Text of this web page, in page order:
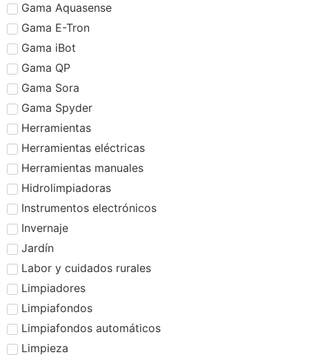
Gama Aquasense
Gama E-Tron
Gama iBot
Gama QP
Gama Sora
Gama Spyder
Herramientas
Herramientas eléctricas
Herramientas manuales
Hidrolimpiadoras
Instrumentos electrónicos
Invernaje
Jardín
Labor y cuidados rurales
Limpiadores
Limpiafondos
Limpiafondos automáticos
Limpieza